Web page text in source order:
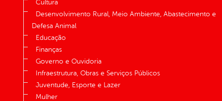
Cultura
Desenvolvimento Rural, Meio Ambiente, Abastecimento e
Defesa Animal
Educação
Finanças
Governo e Ouvidoria
Infraestrutura, Obras e Serviços Públicos
Juventude, Esporte e Lazer
Mulher